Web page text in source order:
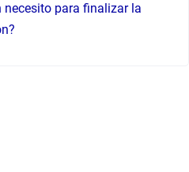
necesito para finalizar la